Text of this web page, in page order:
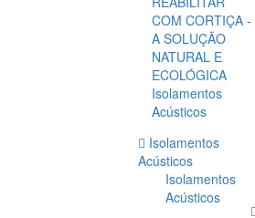
COM CORTIÇA -
A SOLUÇÃO
NATURAL E
ECOLÓGICA
Isolamentos
Acústicos
Isolamentos
Acústicos
Isolamentos
Acústicos